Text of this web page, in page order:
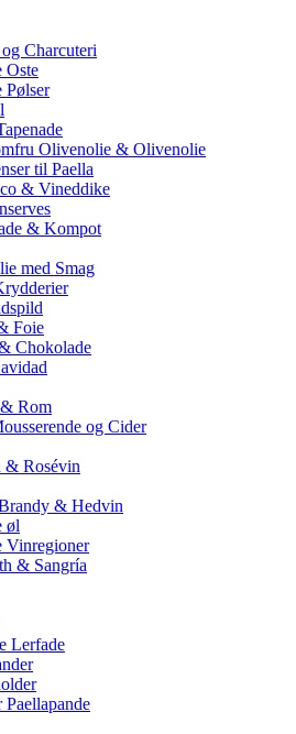
Charcuteri
Oste
Pølser
Olivenolie & Olivenolie
til Paella
& Vineddike
& Kompot
med Smag
Foie
Chokolade
Rom
og Cider
Rosévin
& Hedvin
øl
Vinregioner
& Sangría
Lerfade